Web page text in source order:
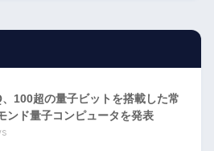
100超の量子ビットを搭載した常
ンド量子コンピュータを発表